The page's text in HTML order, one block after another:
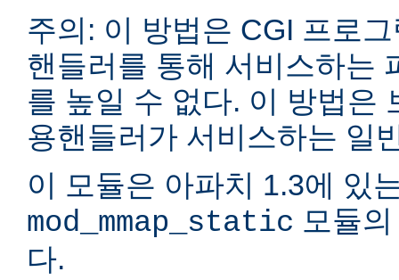
주의: 이 방법은 CGI 프로
핸들러를 통해 서비스하는
를 높일 수 없다. 이 방법은
용핸들러가 서비스하는 일
이 모듈은 아파치 1.3에 있
mod_mmap_static 모듈
다.